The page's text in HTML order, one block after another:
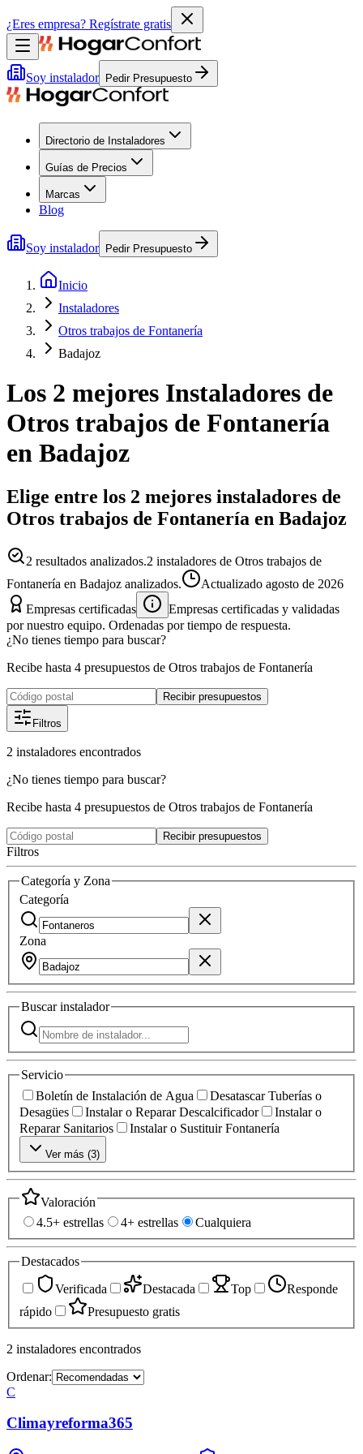
¿Eres empresa? Regístrate gratis
Soy instalador Pedir Presupuesto
Directorio de Instaladores
Guías de Precios
Marcas
Blog
Soy instalador Pedir Presupuesto
Inicio
Instaladores
Otros trabajos de Fontanería
Badajoz
Los 2 mejores Instaladores de
Otros trabajos de Fontanería
en Badajoz
Elige entre los 2 mejores instaladores de
Otros trabajos de Fontanería en Badajoz
2 resultados analizados.2 instaladores de Otros trabajos de
Fontanería en Badajoz analizados.
Actualizado agosto de 2026
Empresas certificadas
Empresas certificadas y validadas
por nuestro equipo. Ordenadas por tiempo de respuesta.
¿No tienes tiempo para buscar?
Recibe hasta 4 presupuestos de Otros trabajos de Fontanería
Recibir presupuestos
Filtros
2 instaladores encontrados
¿No tienes tiempo para buscar?
Recibe hasta 4 presupuestos de Otros trabajos de Fontanería
Recibir presupuestos
Filtros
Categoría y Zona
Categoría
Zona
Buscarinstalador
Servicio
Boletín de Instalación de Agua
Desatascar Tuberías o
Desagües
Instalar o Reparar Descalcificador
Instalar o
Reparar Sanitarios
Instalar o Sustituir Fontanería
Ver más (3)
Valoración
4.5+ estrellas
4+ estrellas Cualquiera
Destacados
Verificada
Destacada Top
Responde
rápido
Presupuesto gratis
2 instaladores encontrados
Ordenar:
C
Climayreforma365